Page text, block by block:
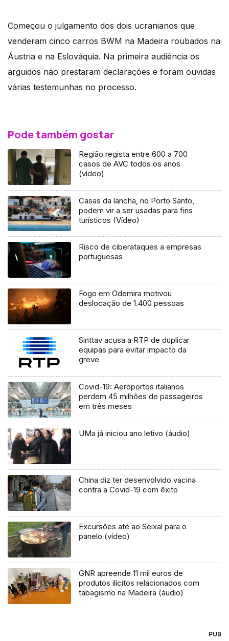
Começou o julgamento dos dois ucranianos que
venderam cinco carros BWM na Madeira roubados na
Áustria e na Eslováquia. Na primeira audiência os
arguidos não prestaram declarações e foram ouvidas
várias testemunhas no processo.
Pode também gostar
Região regista entre 600 a 700
casos de AVC todos os anos
(vídeo)
Casas da lancha, no Porto Santo,
podem vir a ser usadas para fins
turísticos (Vídeo)
Risco de ciberataques a empresas
portuguesas
Fogo em Odemira motivou
deslocação de 1.400 pessoas
Sinttav acusa a RTP de duplicar
equipas para evitar impacto da
greve
Covid-19: Aeroportos italianos
perdem 45 milhões de passageiros
em três meses
UMa já iniciou ano letivo (áudio)
China diz ter desenvolvido vacina
contra a Covid-19 com êxito
Excursões até ao Seixal para o
panelo (vídeo)
GNR apreende 11 mil euros de
produtos ilícitos relacionados com
tabagismo na Madeira (áudio)
PUB